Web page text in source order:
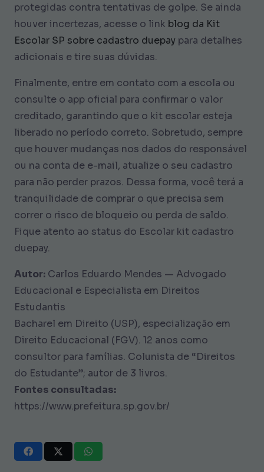
protegidas contra tentativas de golpe. Se ainda
houver incertezas, acesse o link blog da Kit
Escolar SP sobre cadastro duepay para detalhes
adicionais e tire suas dúvidas.
Finalmente, entre em contato com a escola ou
consulte o app oficial para confirmar o valor
creditado, garantindo que o kit escolar esteja
liberado no período correto. Sobretudo, sempre
que houver mudanças nos dados do responsável
ou na conta de e-mail, atualize o seu cadastro
para não perder prazos. Dessa forma, você terá a
tranquilidade de comprar o que precisa sem
correr o risco de bloqueio ou perda de saldo.
Fique atento ao status do Escolar kit cadastro
duepay.
Autor: Carlos Eduardo Mendes — Advogado
Educacional e Especialista em Direitos
Estudantis
Bacharel em Direito (USP), especialização em
Direito Educacional (FGV). 12 anos como
consultor para famílias. Colunista de “Direitos
do Estudante”; autor de 3 livros.
Fontes consultadas:
https://www.prefeitura.sp.gov.br/